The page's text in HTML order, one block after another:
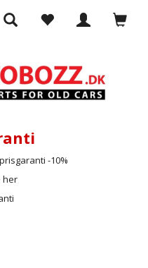
-10%
her